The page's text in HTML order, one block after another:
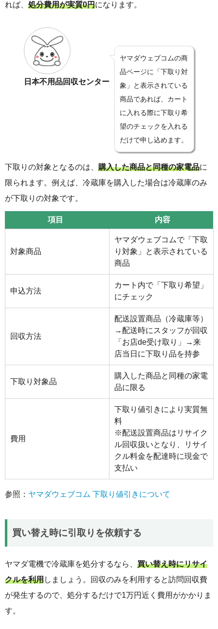
れば、 処分費用が実質0円になります。
日本不用品回収センター
ヤマダウェブコムの商
品ページに「下取り対
象」と表示されている
商品であれば、カート
に入れる際に下取り希
望のチェックを入れる
だけで申し込めます。
下取りの対象となるのは、 購入した商品と同種の家電品に
限られます。例えば、冷蔵庫を購入した場合は冷蔵庫のみ
が下取りの対象です。
項目 内容
対象商品
ヤマダウェブコムで「下取
り対象」と表示されている
商品
申込方法
カート内で「下取り希望」
にチェック
回収方法
配送設置商品（冷蔵庫等）
→配送時にスタッフが回収
「お店de受け取り」→来
店当日に下取り品を持参
下取り対象品
購入した商品と同種の家電
品に限る
費用
下取り値引きにより実質無
料
※配送設置商品はリサイク
ル回収扱いとなり、リサイ
クル料金を配達時に現金で
支払い
参照： ヤマダウェブコム 下取り値引きについて
買い替え時に引取りを依頼する
ヤマダ電機で冷蔵庫を処分するなら、 買い替え時にリサイ
クルを利用しましょう。回収のみを利用すると訪問回収費
が発生するので、処分するだけで1万円近く費用がかかりま
す。